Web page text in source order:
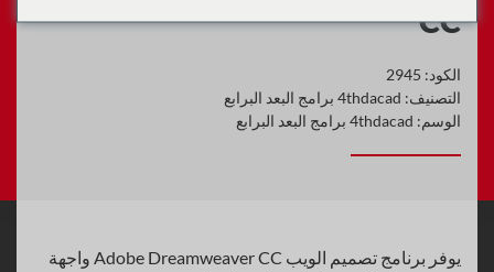
CC
الكود: 2945
التصنيف: 4thdacad برامج البعد البرابع
الوسم: 4thdacad برامج البعد البرابع
يوفر برنامج تصميم الويب Adobe Dreamweaver CC واجهة